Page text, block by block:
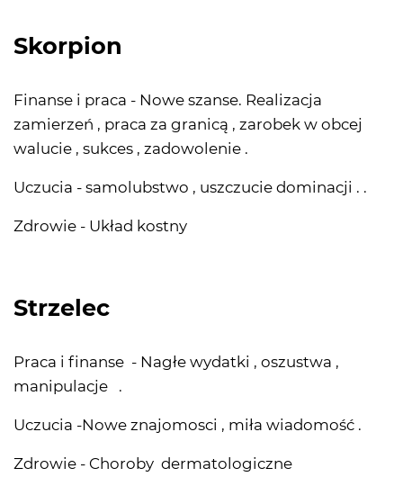
Skorpion
Finanse i praca - Nowe szanse. Realizacja
zamierzeń , praca za granicą , zarobek w obcej
walucie , sukces , zadowolenie .
Uczucia - samolubstwo , uszczucie dominacji . .
Zdrowie - Układ kostny
Strzelec
Praca i finanse - Nagłe wydatki , oszustwa ,
manipulacje .
Uczucia -Nowe znajomosci , miła wiadomość .
Zdrowie - Choroby dermatologiczne